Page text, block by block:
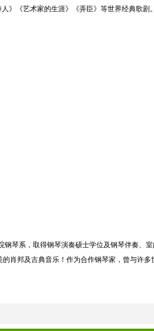
》《艺术家的生涯》《弄臣》等世界经典歌剧。
琴系，取得钢琴演奏硕士学位及钢琴伴奏、
肖邦及古典音乐！作为合作钢琴家，曾与许多